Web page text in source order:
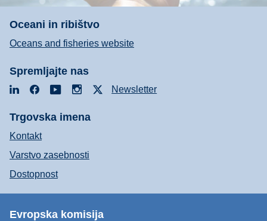
Oceani in ribištvo
Oceans and fisheries website
Spremljajte nas
LinkedInFacebookYouTubeInstagramNewsletter
Trgovska imena
Kontakt
Varstvo zasebnosti
Dostopnost
Evropska komisija